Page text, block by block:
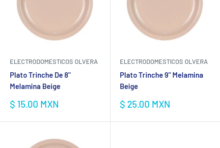
ELECTRODOMESTICOS OLVERA
Plato Trinche De 8"
Melamina Beige
Precio
venta
$ 15.00 MXN
ELECTRODOMESTICOS OLVERA
Plato Trinche 9" Melamina
Beige
Precio
venta
$ 25.00 MXN